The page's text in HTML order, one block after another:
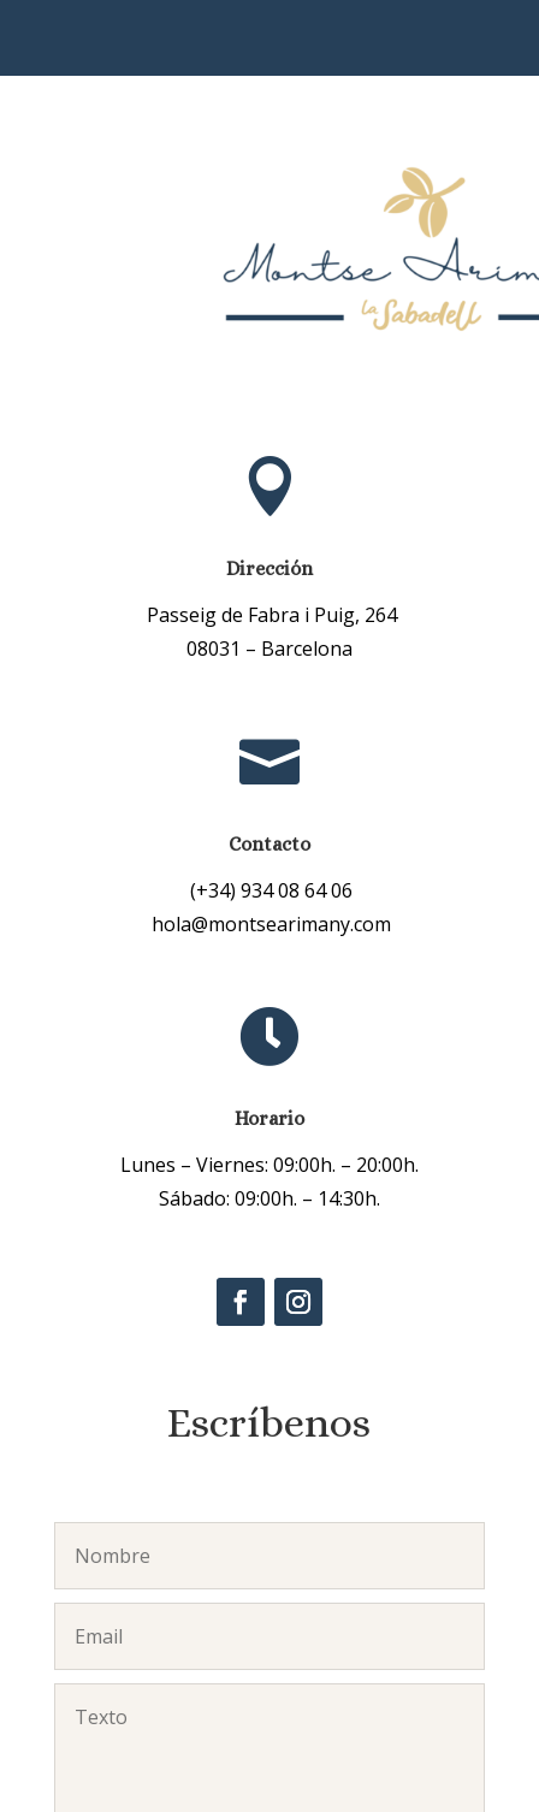

Dirección
Passeig de Fabra i Puig, 264
08031 – Barcelona

Contacto
(+34) 934 08 64 06
hola@montsearimany.com

Horario
Lunes – Viernes: 09:00h. – 20:00h.
Sábado: 09:00h. – 14:30h.
Escríbenos